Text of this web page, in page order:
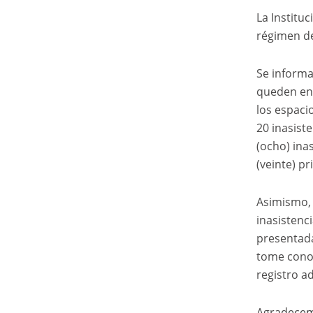
La
régimen
Se
queden
los
20
(ocho)
(veinte)
tome
registro